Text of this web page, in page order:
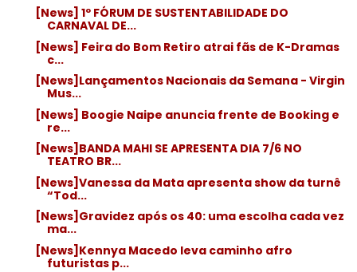
[News] 1º FÓRUM DE SUSTENTABILIDADE DO
CARNAVAL DE...
[News] Feira do Bom Retiro atrai fãs de K-Dramas
c...
[News]Lançamentos Nacionais da Semana - Virgin
Mus...
[News] Boogie Naipe anuncia frente de Booking e
re...
[News]BANDA MAHI SE APRESENTA DIA 7/6 NO
TEATRO BR...
[News]Vanessa da Mata apresenta show da turnê
“Tod...
[News]Gravidez após os 40: uma escolha cada vez
ma...
[News]Kennya Macedo leva caminho afro
futuristas p...